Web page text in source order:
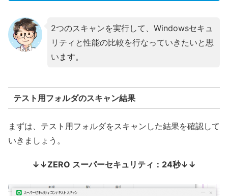
2つのスキャンを実行して、Windowsセキュ
リティと性能の比較を行なっていきたいと思
います。
テスト用フォルダのスキャン結果
まずは、テスト用フォルダをスキャンした結果を確認して
いきましょう。
↓↓ZERO スーパーセキュリティ：24秒↓↓